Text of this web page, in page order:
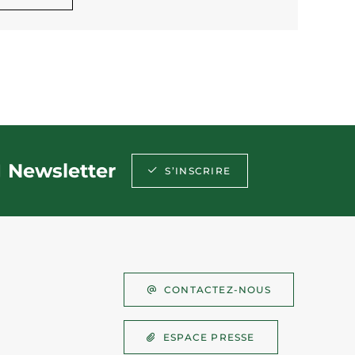
Newsletter S’INSCRIRE
CONTACTEZ-NOUS
ESPACE PRESSE